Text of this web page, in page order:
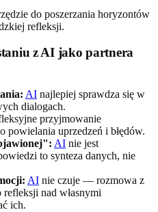
do poszerzania horyzontów
refleksji.
z AI jako partnera
AI najlepiej sprawdza się w
dialogach.
przyjmowanie
powielania uprzedzeń i błędów.
AI nie jest
to synteza danych, nie
AI nie czuje — rozmowa z
nad własnymi
ich.